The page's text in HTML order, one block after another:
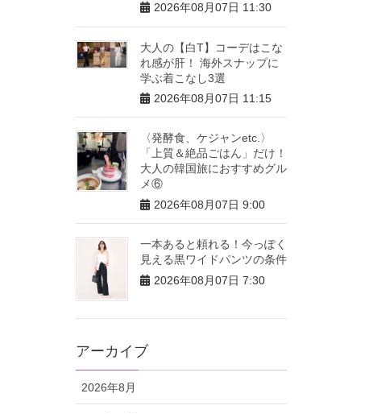
2026年08月07日 11:30
大人の【白T】コーデはこな
れ感が肝！ 海外スナップに
学ぶ着こなし3選
2026年08月07日 11:15
〈発酵食、ケジャンetc.〉
「上質＆絶品ごはん」だけ！
大人の韓国旅におすすめグル
メ⑥
2026年08月07日 9:00
一本あると頼れる！今っぽく
見える黒ワイドパンツの条件
2026年08月07日 7:30
アーカイブ
2026年8月